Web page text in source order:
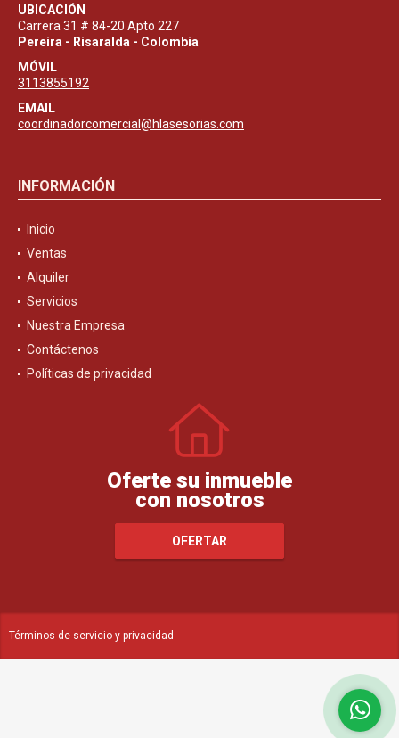
UBICACIÓN
Carrera 31 # 84-20 Apto 227
Pereira - Risaralda - Colombia
MÓVIL
3113855192
EMAIL
coordinadorcomercial@hlasesorias.com
INFORMACIÓN
Inicio
Ventas
Alquiler
Servicios
Nuestra Empresa
Contáctenos
Políticas de privacidad
Oferte su inmueble
con nosotros
OFERTAR
Términos de servicio y privacidad